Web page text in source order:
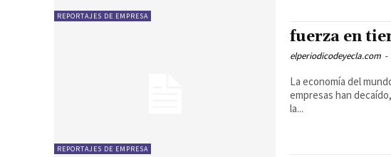
REPORTAJES DE EMPRESA
REPORTAJES DE EMPRESA
fuerza en
elperiodicodeyecla.com -
La economía del
empresas han
la...